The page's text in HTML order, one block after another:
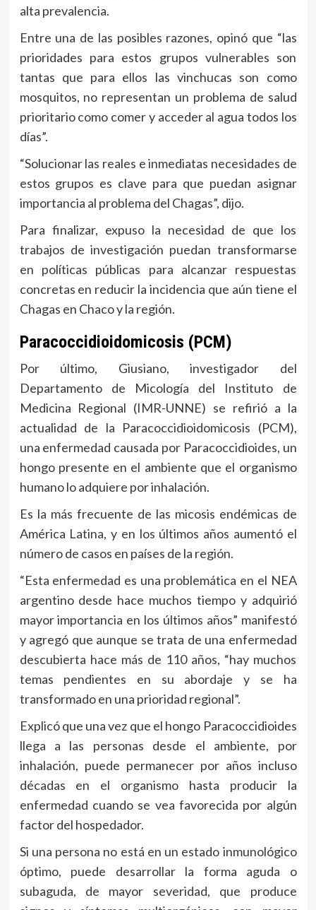
alta prevalencia.
Entre una de las posibles razones, opinó que “las
prioridades para estos grupos vulnerables son
tantas que para ellos las vinchucas son como
mosquitos, no representan un problema de salud
prioritario como comer y acceder al agua todos los
días”.
“Solucionar las reales e inmediatas necesidades de
estos grupos es clave para que puedan asignar
importancia al problema del Chagas”, dijo.
Para finalizar, expuso la necesidad de que los
trabajos de investigación puedan transformarse
en políticas públicas para alcanzar respuestas
concretas en reducir la incidencia que aún tiene el
Chagas en Chaco y la región.
Paracoccidioidomicosis (PCM)
Por último, Giusiano, investigador del
Departamento de Micología del Instituto de
Medicina Regional (IMR-UNNE) se refirió a la
actualidad de la Paracoccidioidomicosis (PCM),
una enfermedad causada por Paracoccidioides, un
hongo presente en el ambiente que el organismo
humano lo adquiere por inhalación.
Es la más frecuente de las micosis endémicas de
América Latina, y en los últimos años aumentó el
número de casos en países de la región.
“Esta enfermedad es una problemática en el NEA
argentino desde hace muchos tiempo y adquirió
mayor importancia en los últimos años” manifestó
y agregó que aunque se trata de una enfermedad
descubierta hace más de 110 años, “hay muchos
temas pendientes en su abordaje y se ha
transformado en una prioridad regional”.
Explicó que una vez que el hongo Paracoccidioides
llega a las personas desde el ambiente, por
inhalación, puede permanecer por años incluso
décadas en el organismo hasta producir la
enfermedad cuando se vea favorecida por algún
factor del hospedador.
Si una persona no está en un estado inmunológico
óptimo, puede desarrollar la forma aguda o
subaguda, de mayor severidad, que produce